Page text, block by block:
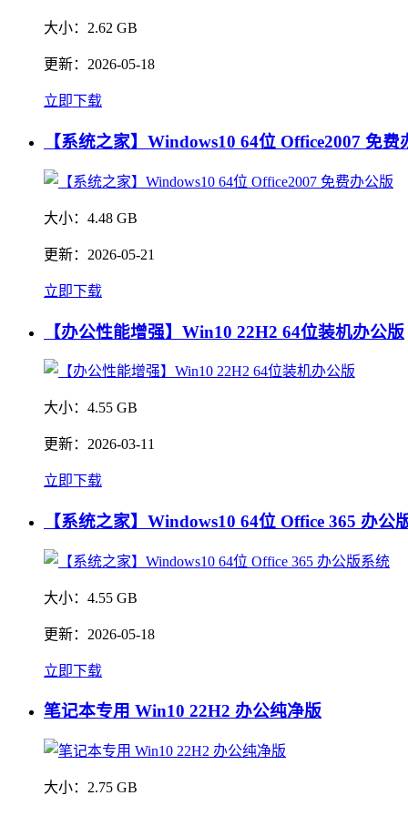
大小： 2.62 GB
更新： 2026-05-18
立即下载
【系统之家】Windows10 64位 Office2007 免费
大小： 4.48 GB
更新： 2026-05-21
立即下载
【办公性能增强】Win10 22H2 64位装机办公版
大小： 4.55 GB
更新： 2026-03-11
立即下载
【系统之家】Windows10 64位 Office 365 办公
大小： 4.55 GB
更新： 2026-05-18
立即下载
笔记本专用 Win10 22H2 办公纯净版
大小： 2.75 GB